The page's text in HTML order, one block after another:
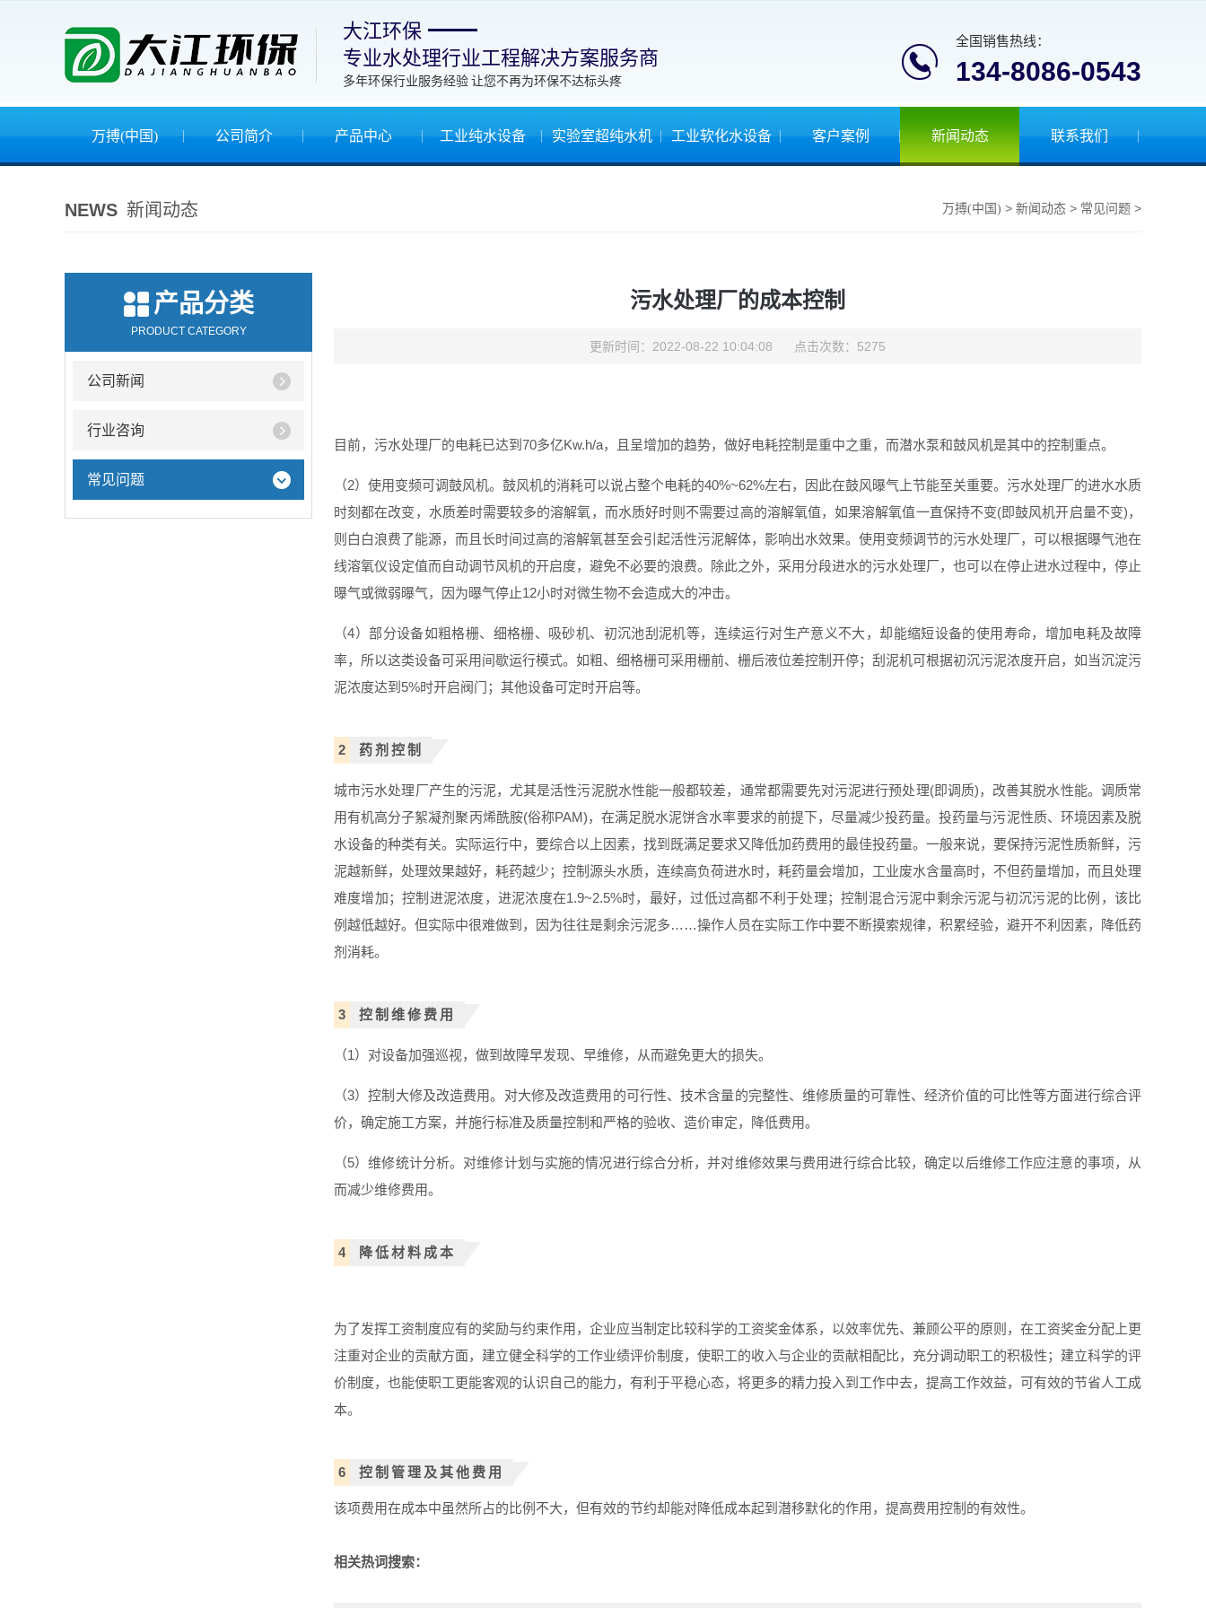
大江环保
专业水处理行业工程解决方案服务商
多年环保行业服务经验 让您不再为环保不达标头疼
全国销售热线：
134-8086-0543
万搏(中国) 公司简介 产品中心 工业纯水设备 实验室超纯水机 工业软化水设备 客户案例 新闻动态 联系我们
NEWS 新闻动态 万搏(中国) > 新闻动态 > 常见问题 >
产品分类
PRODUCT CATEGORY
公司新闻
行业咨询
常见问题
污水处理厂的成本控制
更新时间：2022-08-22 10:04:08 点击次数： 5275
目前，污水处理厂的电耗已达到70多亿Kw.h/a，且呈增加的趋势，做好电耗控制是重中之重，而潜水泵和鼓风机是其中的控制重点。
（2） 使用变频可调鼓风机。鼓风机的消耗可以说占整个电耗的40%~62%左右，因此在鼓风曝气上节能至关重要。污水处理厂的进水水质
时刻都在改变，水质差时需要较多的溶解氧，而水质好时则不需要过高的溶解氧值，如果溶解氧值一直保持不变(即鼓风机开启量不变)，
则白白浪费了能源，而且长时间过高的溶解氧甚至会引起活性污泥解体，影响出水效果。使用变频调节的污水处理厂，可以根据曝气池在
线溶氧仪设定值而自动调节风机的开启度，避免不必要的浪费。除此之外，采用分段进水的污水处理厂，也可以在停止进水过程中，停止
曝气或微弱曝气，因为曝气停止12小时对微生物不会造成大的冲击。
（4）部分设备如粗格栅、细格栅、吸砂机、初沉池刮泥机等， 连续运行对生产意义不大，却能缩短设备的使用寿命，增加电耗及故障
率， 所以这类设备可采用间歇运行模式。如粗、细格栅可采用栅前、栅后液位差控制开停；刮泥机可根据初沉污泥浓度开启，如当沉淀污
泥浓度达到5%时开启阀门；其他设备可定时开启等。
2 药剂控制
城市污水处理厂产生的污泥，尤其是活性污泥脱水性能一般都较差，通常都需要先对污泥进行预处理(即调质)，改善其脱水性能。调质常
用有机高分子絮凝剂聚丙烯酰胺(俗称PAM)， 在满足脱水泥饼含水率要求的前提下，尽量减少投药量。投药量与污泥性质、环境因素及脱
水设备的种类有关。实际运行中，要综合以上因素，找到既满足要求又降低加药费用的最佳投药量。一般来说，要保持污泥性质新鲜，污
泥越新鲜，处理效果越好，耗药越少；控制源头水质，连续高负荷进水时，耗药量会增加， 工业废水含量高时，不但药量增加，而且处理
难度增加；控制进泥浓度，进泥浓度在1.9~2.5%时，最好，过低过高都不利于处理；控制混合污泥中剩余污泥与初沉污泥的比例，该比
例越低越好。 但实际中很难做到，因为往往是剩余污泥多……操作人员在实际工作中要不断摸索规律，积累经验，避开不利因素，降低药
剂消耗。
3 控制维修费用
（1） 对设备加强巡视，做到故障早发现、早维修，从而避免更大的损失。
（3）控制大修及改造费用。对大修及改造费用的可行性、技术含量的完整性、维修质量的可靠性、经济价值的可比性等方面进行综合评
价，确定施工方案，并施行标准及质量控制和严格的验收、造价审定，降低费用。
（5）维修统计分析。对维修计划与实施的情况进行综合分析，并对维修效果与费用进行综合比较，确定以后维修工作应注意的事项，从
而减少维修费用。
4 降低材料成本
为了发挥工资制度应有的奖励与约束作用，企业应当制定比较科学的工资奖金体系，以效率优先、兼顾公平的原则，在工资奖金分配上更
注重对企业的贡献方面，建立健全科学的工作业绩评价制度，使职工的收入与企业的贡献相配比，充分调动职工的积极性；建立科学的评
价制度，也能使职工更能客观的认识自己的能力，有利于平稳心态，将更多的精力投入到工作中去，提高工作效益，可有效的节省人工成
本。
6 控制管理及其他费用
该项费用在成本中虽然所占的比例不大，但有效的节约却能对降低成本起到潜移默化的作用，提高费用控制的有效性。
相关热词搜索：